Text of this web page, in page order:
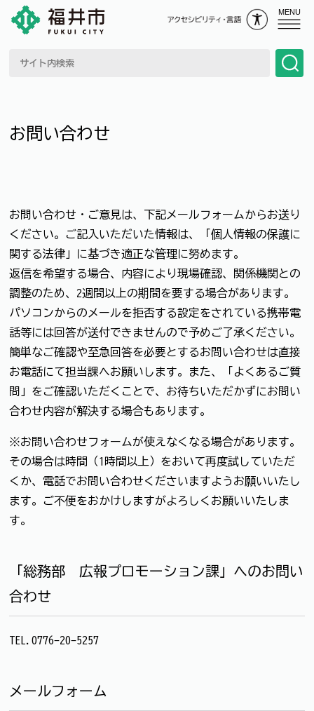
MENU
お問い合わせ
お問い合わせ・ご意見は、下記メールフォームからお送り
ください。ご記入いただいた情報は、「個人情報の保護に
関する法律」に基づき適正な管理に努めます。
返信を希望する場合、内容により現場確認、関係機関との
調整のため、2週間以上の期間を要する場合があります。
パソコンからのメールを拒否する設定をされている携帯電
話等には回答が送付できませんので予めご了承ください。
簡単なご確認や至急回答を必要とするお問い合わせは直接
お電話にて担当課へお願いします。また、「よくあるご質
問」をご確認いただくことで、お待ちいただかずにお問い
合わせ内容が解決する場合もあります。
※お問い合わせフォームが使えなくなる場合があります。
その場合は時間（1時間以上）をおいて再度試していただ
くか、電話でお問い合わせくださいますようお願いいたし
ます。ご不便をおかけしますがよろしくお願いいたしま
す。
「総務部 広報プロモーション課」へのお問い
合わせ
TEL.0776-20-5257
メールフォーム